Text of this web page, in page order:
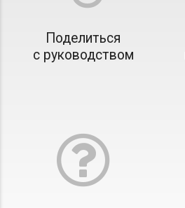
Поделиться
с руководством